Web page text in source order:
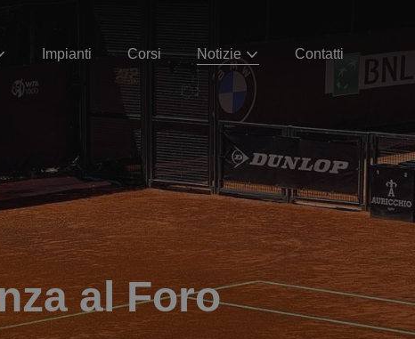
Impianti Corsi Notizie Contatti
al Foro